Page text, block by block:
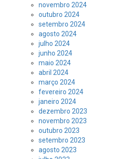
novembro 2024
outubro 2024
setembro 2024
agosto 2024
julho 2024
junho 2024
maio 2024
abril 2024
março 2024
fevereiro 2024
janeiro 2024
dezembro 2023
novembro 2023
outubro 2023
setembro 2023
agosto 2023